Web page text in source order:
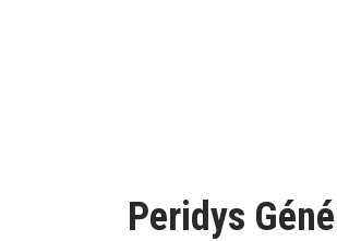
Peridys